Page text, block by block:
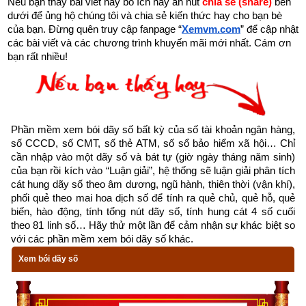
mặt trời nằm ở vị trí tọa độ xích kinh 45 độ (kinh độ Mặt Trời
bằng 45°).
"Lập" là xác lập, "hạ" là mùa hạ (còn gọi là mùa hè), do đó lập
hạ là đánh dấu sự bắt đầu của mùa hè, thời tiết oi bức, nóng
nực, độ ẩm không khí tương đối cao, lúc này vạn vật phát
2. Tiết Lập Hạ năm 2023 vào ngày nào?
Mỗi năm tiết Lập hạ thường bắt đầu từ ngày 6 hoặc 7 tháng 05
và kết thúc vào ngày 20 hoặc 21 tháng 05 Dương lịch. Tiết
Lập hạ năm 2023 bắt đầu vào ngày 06/05/2023 lúc 01h:18
phút và kết thúc ngày 21/05/2023 lúc 14h:09 phút Để biết ngày
hôm nay rơi vào tiết khí nào các bạn chỉ cần truy cập vào
phần mềm lịch vạn niên của chúng tôi ở bên dưới. Lịch vạn
niên của chúng tôi không chỉ có các tính năng cơ bản như đổi
lịch dương sang lịch âm, lịch can chi, lịch tiết khí, xem ngày
dưới để ủng hộ chúng tôi và chia sẻ kiến thức hay cho bạn bè
của bạn. Đừng quên truy cập fanpage “Xemvm.com” để cập nhật
các bài viết và các chương trình khuyến mãi mới nhất. Cám ơn
bạn rất nhiều!
Phần mềm xem bói dãy số bất kỳ của số tài khoản ngân hàng,
số CCCD, số CMT, số thẻ ATM, số sổ bảo hiểm xã hội… Chỉ
cần nhập vào một dãy số và bát tự (giờ ngày tháng năm sinh)
của bạn rồi kích vào “Luận giải”, hệ thống sẽ luận giải phân tích
cát hung dãy số theo âm dương, ngũ hành, thiên thời (vận khí),
phối quẻ theo mai hoa dịch số để tính ra quẻ chủ, quẻ hỗ, quẻ
biến, hào động, tính tổng nút dãy số, tính hung cát 4 số cuối
theo 81 linh số… Hãy thử một lần để cảm nhận sự khác biệt so
với các phần mềm xem bói dãy số khác.
Xem bói dãy số